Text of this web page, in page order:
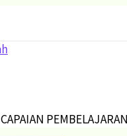
CAPAIAN